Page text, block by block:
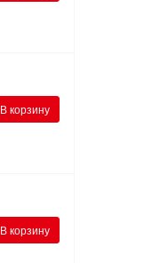
В корзину
В корзину